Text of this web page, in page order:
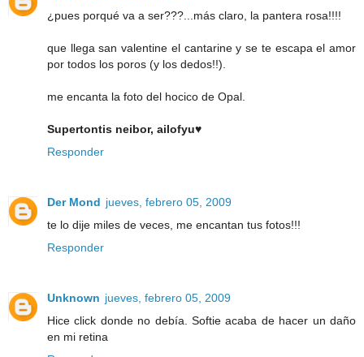
¿pues porqué va a ser???...más claro, la pantera rosa!!!!
que llega san valentine el cantarine y se te escapa el amor
por todos los poros (y los dedos!!).
me encanta la foto del hocico de Opal.
Supertontis neibor, ailofyu♥
Responder
Der Mond jueves, febrero 05, 2009
te lo dije miles de veces, me encantan tus fotos!!!
Responder
Unknown jueves, febrero 05, 2009
Hice click donde no debía. Softie acaba de hacer un daño
en mi retina